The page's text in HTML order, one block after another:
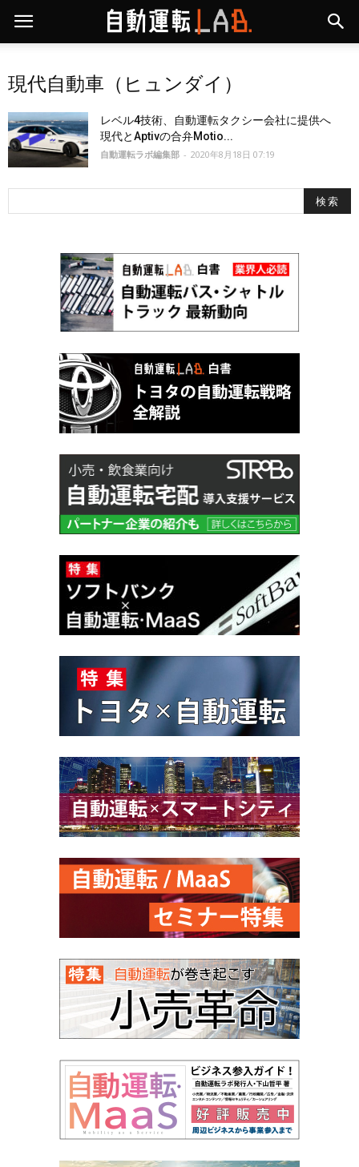
現代自動車（ヒュンダイ）
レベル4技術、自動運転タクシー会社に提供へ
現代とAptivの合弁Motio...
自動運転ラボ編集部 - 2020年8月18日 07:19